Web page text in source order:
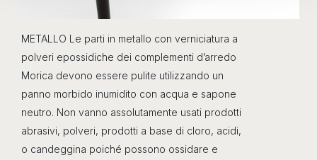
nostri partner che si occupano di analisi dei dati web,
pubblicità e social media, i quali potrebbero combinarle
raccolto dal suo utilizzo dei loro servizi.
METALLO Le parti in metallo con verniciatura a
polveri epossidiche dei complementi d’arredo
Morica devono essere pulite utilizzando un
panno morbido inumidito con acqua e sapone
neutro. Non vanno assolutamente usati prodotti
abrasivi, polveri, prodotti a base di cloro, acidi,
o candeggina poiché possono ossidare e